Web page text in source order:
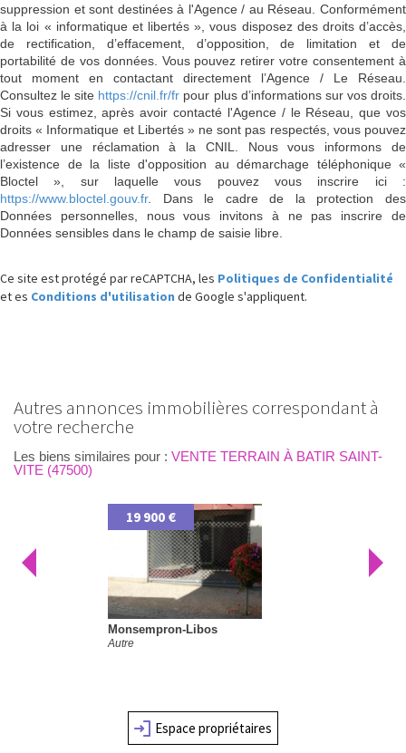
suppression et sont destinées à l'Agence / au Réseau. Conformément
à la loi « informatique et libertés », vous disposez des droits d’accès,
de rectification, d’effacement, d’opposition, de limitation et de
portabilité de vos données. Vous pouvez retirer votre consentement à
tout moment en contactant directement l’Agence / Le Réseau.
Consultez le site https://cnil.fr/fr pour plus d’informations sur vos droits.
Si vous estimez, après avoir contacté l'Agence / le Réseau, que vos
droits « Informatique et Libertés » ne sont pas respectés, vous pouvez
adresser une réclamation à la CNIL. Nous vous informons de
l’existence de la liste d'opposition au démarchage téléphonique «
Bloctel », sur laquelle vous pouvez vous inscrire ici :
https://www.bloctel.gouv.fr. Dans le cadre de la protection des
Données personnelles, nous vous invitons à ne pas inscrire de
Données sensibles dans le champ de saisie libre.
Ce site est protégé par reCAPTCHA, les Politiques de Confidentialité
et es Conditions d'utilisation de Google s'appliquent.
autres annonces immobilières correspondant à
votre recherche
Les biens similaires pour : VENTE TERRAIN À BATIR SAINT-
VITE (47500)
19 600 €
Saint-Vite
Espace propriétaires